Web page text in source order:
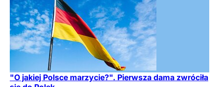
"O jakiej Polsce marzycie?". Pierwsza dama zwróciła